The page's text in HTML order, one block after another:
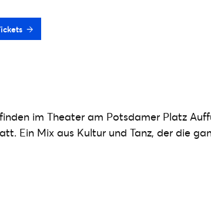
im Theater am Potsdamer Platz
Ein Mix aus Kultur und Tanz, der die